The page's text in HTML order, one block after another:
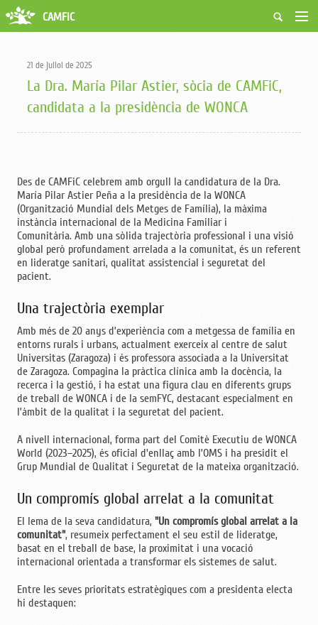
Qui som
Activitats
Borsa de treball
Ciutadans
CAMFiC
21 de juliol de 2025
La Dra. María Pilar Astier, sòcia de CAMFiC,
candidata a la presidència de WONCA
Des de CAMFiC celebrem amb orgull la candidatura de la Dra.
María Pilar Astier Peña a la presidència de la WONCA
(Organització Mundial dels Metges de Família), la màxima
instància internacional de la Medicina Familiar i
Comunitària. Amb una sòlida trajectòria professional i una visió
global però profundament arrelada a la comunitat, és un referent
en lideratge sanitari, qualitat assistencial i seguretat del
pacient.
Una trajectòria exemplar
Amb més de 20 anys d’experiència com a metgessa de família en
entorns rurals i urbans, actualment exerceix al centre de salut
Universitas (Zaragoza) i és professora associada a la Universitat
de Zaragoza. Compagina la pràctica clínica amb la docència, la
recerca i la gestió, i ha estat una figura clau en diferents grups
de treball de WONCA i de la semFYC, destacant especialment en
l’àmbit de la qualitat i la seguretat del pacient.
A nivell internacional, forma part del Comitè Executiu de WONCA
World (2023–2025), és oficial d'enllaç amb l’OMS i ha presidit el
Grup Mundial de Qualitat i Seguretat de la mateixa organització.
Un compromís global arrelat a la comunitat
El lema de la seva candidatura, "Un compromís global arrelat a la
comunitat", resumeix perfectament el seu estil de lideratge,
basat en el treball de base, la proximitat i una vocació
internacional orientada a transformar els sistemes de salut.
Entre les seves prioritats estratègiques com a presidenta electa
hi destaquen: